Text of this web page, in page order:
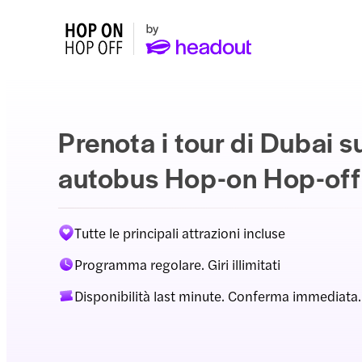
Prenota i tour di Dubai
autobus Hop-on Hop-off
Tutte le principali attrazioni incluse
Programma regolare. Giri illimitati
Disponibilità last minute. Conferma immediata.